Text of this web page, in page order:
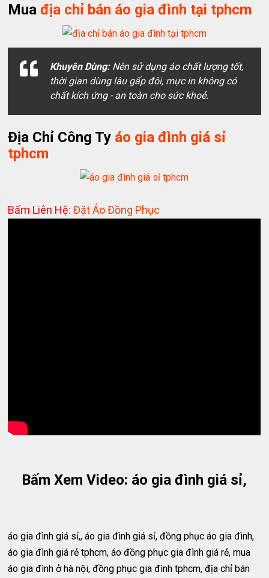
Muađịa chỉ bán áo gia đình tại tphcm
Khuyên Dùng: Nên sử dụng áo chất lượng tốt,
thời gian dùng lâu gấp đôi, mực in không có
chất kích ứng - an toàn cho sức khoẻ.
Địa Chỉ Công Ty áo gia đình giá sỉ
tphcm
Bấm Liên Hệ:Đặt Áo Đồng Phục
Bấm Xem Video: áo gia đình giá sỉ,
áo gia đình giá sỉ,, áo gia đình giá sỉ, đồng phục áo gia đình,
áo gia đình giá rẻ tphcm, áo đồng phục gia đình giá rẻ, mua
áo gia đình ở hà nội, đồng phục gia đình tphcm, địa chỉ bán